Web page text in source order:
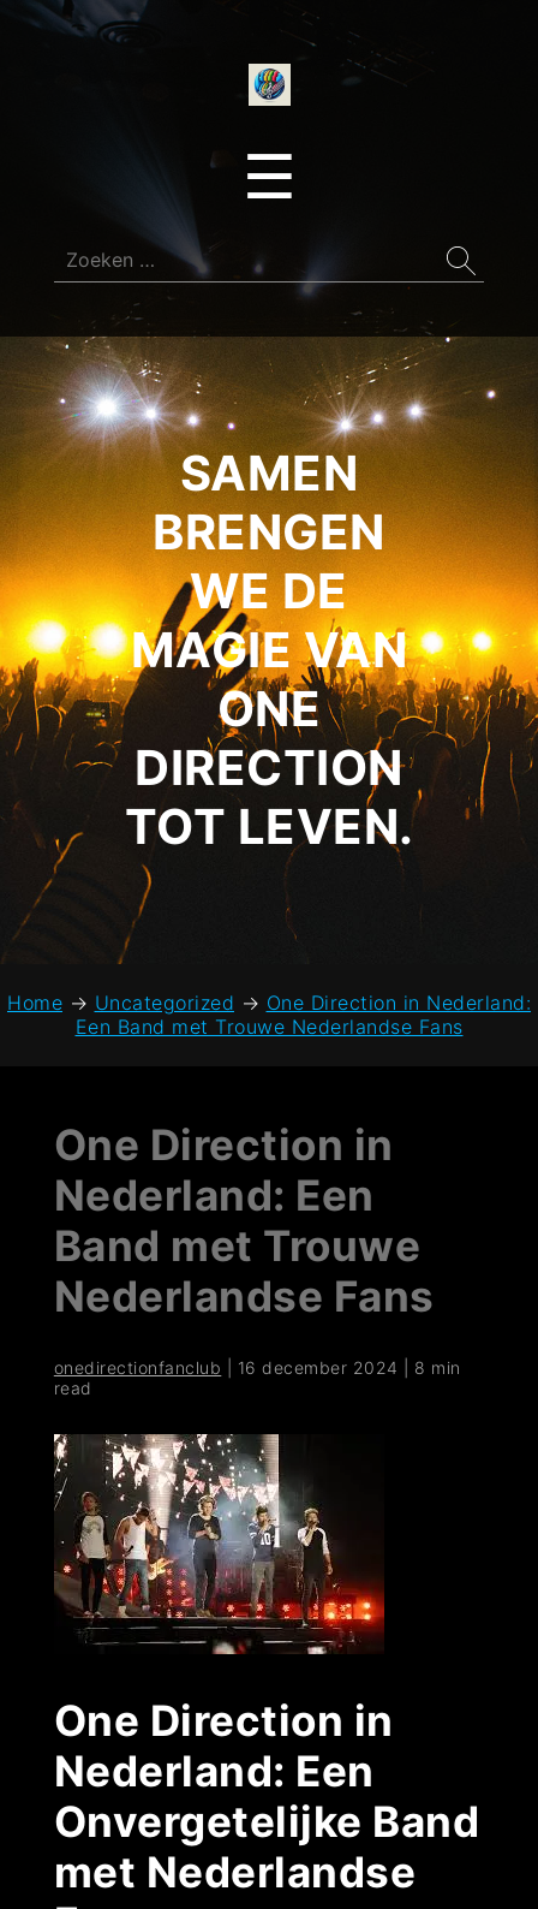
☰
Zoeken
naar:
SAMEN
BRENGEN
WE DE
MAGIE VAN
ONE
DIRECTION
TOT LEVEN.
Home → Uncategorized → One Direction in Nederland:
Een Band met Trouwe Nederlandse Fans
One Direction in
Nederland: Een
Band met Trouwe
Nederlandse Fans
onedirectionfanclub 16 december 2024
8 min
read
One Direction in
Nederland: Een
Onvergetelijke Band
met Nederlandse